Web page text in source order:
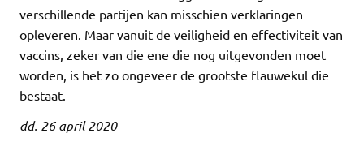
verschillende partijen kan misschien verklaringen
opleveren. Maar vanuit de veiligheid en effectiviteit van
vaccins, zeker van die ene die nog uitgevonden moet
worden, is het zo ongeveer de grootste flauwekul die
bestaat.
dd. 26 april 2020